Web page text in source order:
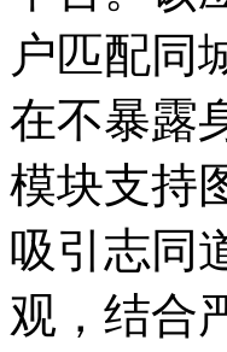
户匹配同
在不暴露
模块支持
吸引志同
观，结合